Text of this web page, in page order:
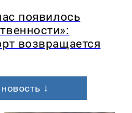
появилось
возвращается
↓